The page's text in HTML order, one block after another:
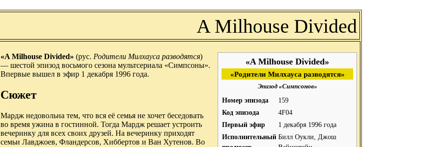
A Milhouse Divided
«A Milhouse Divided»
«Родители Милхауса разводятся»
Эпизод «Симпсонов»
Номер эпизода
159
Код эпизода
4F04
Первый эфир
1 декабря 1996 года
Исполнительный Билл Оукли, Джош
«A Milhouse Divided» (рус. Родители Милхауса разводятся)
— шестой эпизод восьмого сезона мультсериала «Симпсоны».
Впервые вышел в эфир 1 декабря 1996 года.
Сюжет
Мардж недовольна тем, что вся её семья не хочет беседовать
во время ужина в гостинной. Тогда Мардж решает устроить
вечеринку для всех своих друзей. На вечеринку приходят
семьи Лавджоев, Фландерсов, Хиббертов и Ван Хутенов. Во